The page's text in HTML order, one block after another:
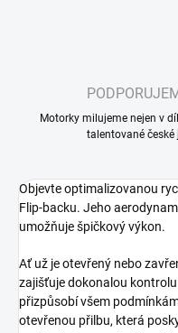
Motorky milujeme nejen v
talentované
Objevte optimalizovanou
Flip-backu. Jeho
umožňuje špičkový výkon.
Ať už je otevřený nebo
zajišťuje dokonalou
přizpůsobí všem
otevřenou přilbu, která